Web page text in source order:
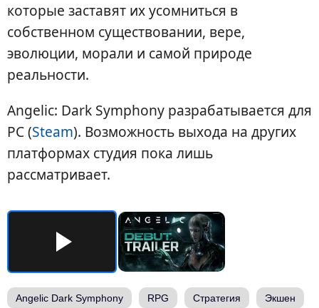
которые заставят их усомниться в
собственном существовании, вере,
эволюции, морали и самой природе
реальности.
Angelic: Dark Symphony разрабатывается для
PC (Steam). Возможность выхода на других
платформах студия пока лишь
рассматривает.
Angelic Dark Symphony RPG Стратегия Экшен